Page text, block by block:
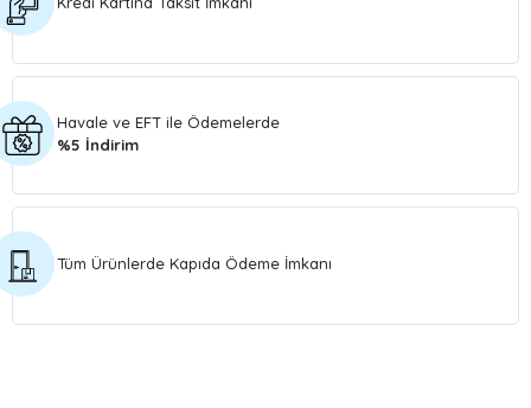
Havale ve EFT ile Ödemelerde
%5 İndirim
Tüm Ürünlerde Kapıda Ödeme İmkanı